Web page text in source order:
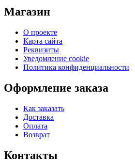
Магазин
О проекте
Карта сайта
Реквизиты
Уведомление cookie
Политика конфиденциальности
Оформление заказа
Как заказать
Доставка
Оплата
Возврат
Контакты